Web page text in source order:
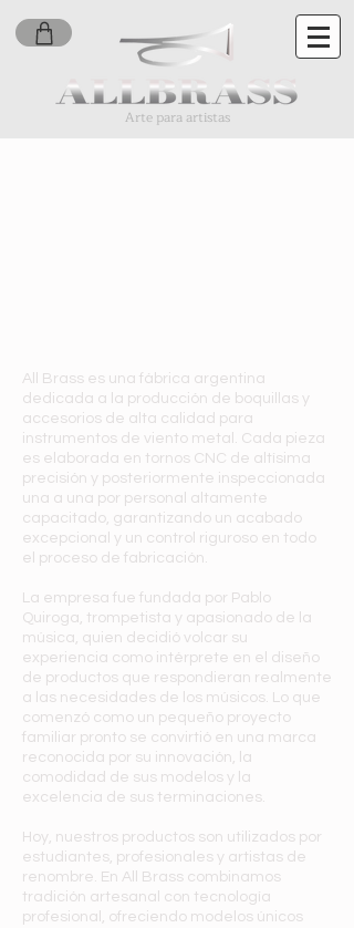
Arte para artistas
All Brass es una fábrica argentina
dedicada a la producción de boquillas y
accesorios de alta calidad para
instrumentos de viento metal. Cada pieza
es elaborada en tornos CNC de altísima
precisión y posteriormente inspeccionada
una a una por personal altamente
capacitado, garantizando un acabado
excepcional y un control riguroso en todo
el proceso de fabricación.
La empresa fue fundada por Pablo
Quiroga, trompetista y apasionado de la
música, quien decidió volcar su
experiencia como intérprete en el diseño
de productos que respondieran realmente
a las necesidades de los músicos. Lo que
comenzó como un pequeño proyecto
familiar pronto se convirtió en una marca
reconocida por su innovación, la
comodidad de sus modelos y la
excelencia de sus terminaciones.
Hoy, nuestros productos son utilizados por
estudiantes, profesionales y artistas de
renombre. En All Brass combinamos
tradición artesanal con tecnología
profesional, ofreciendo modelos únicos